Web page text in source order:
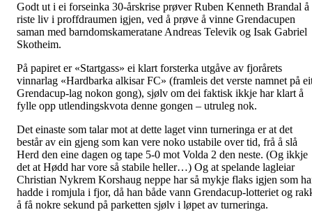
Godt ut i ei forseinka 30-årskrise prøver Ruben Kenneth Brandal å
riste liv i proffdraumen igjen, ved å prøve å vinne Grendacupen
saman med barndomskameratane Andreas Televik og Isak Gabriel
Skotheim.
På papiret er «Startgass» ei klart forsterka utgåve av fjorårets
vinnarlag «Hardbarka alkisar FC» (framleis det verste namnet på
Grendacup-lag nokon gong), sjølv om dei faktisk ikkje har klart å
fylle opp utlendingskvota denne gongen – utruleg nok.
Det einaste som talar mot at dette laget vinn turneringa er at det
består av ein gjeng som kan vere noko ustabile over tid, frå å slå
Herd den eine dagen og tape 5-0 mot Volda 2 den neste. (Og ikkje
det at Hødd har vore så stabile heller…) Og at spelande lagleiar
Christian Nykrem Korshaug neppe har så mykje flaks igjen som
hadde i romjula i fjor, då han både vann Grendacup-lotteriet og
å få nokre sekund på parketten sjølv i løpet av turneringa.